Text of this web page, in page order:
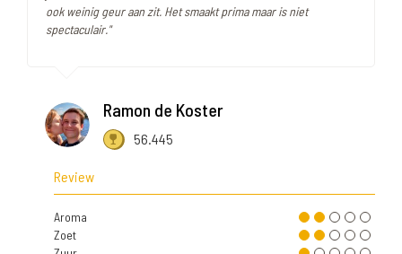
ook weinig geur aan zit. Het smaakt prima maar is niet
spectaculair."
Ramon de Koster
56.445
Review
Aroma
Zoet